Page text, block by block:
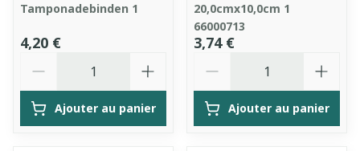
Tamponadebinden 1
4,20 €
Ajouter au panier
20,0cmx10,0cm 1
66000713
3,74 €
Ajouter au panier